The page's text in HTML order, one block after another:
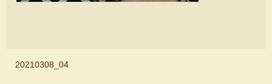
20210308_04